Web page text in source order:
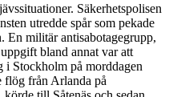
Säkerhetspolisen
utredde spår som pekade
En militär antisabotagegrupp,
bland annat var att
i Stockholm på morddagen
flög från Arlanda på